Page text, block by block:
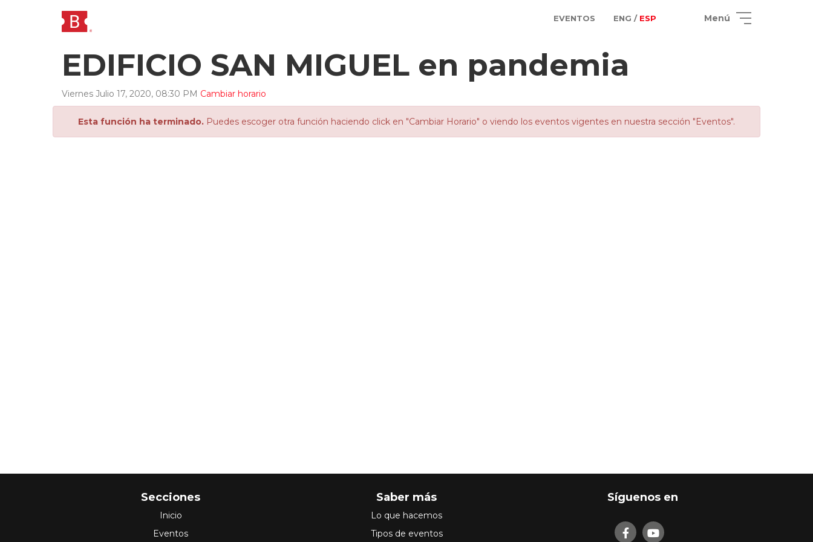
EVENTOS ENG / ESP Menú
EDIFICIO SAN MIGUEL en pandemia
Viernes Julio 17, 2020, 08:30 PM Cambiar horario
Esta función ha terminado. Puedes escoger otra función haciendo click en "Cambiar Horario" o viendo los eventos vigentes en nuestra sección "Eventos".
Secciones
Inicio
Eventos
Saber más
Lo que hacemos
Tipos de eventos
Síguenos en